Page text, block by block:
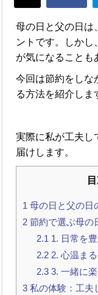
母の日と父の日は
ントです。しかし
が気になることも
今回は節約をしな
る方法を紹介しま
実際に私が工夫し
届けします。
1 母の日と父の日
2 節約で選ぶ母の
2.1 1. 日常を
2.2 2. 心温ま
2.3 3. 一緒に
3 私の体験：工夫